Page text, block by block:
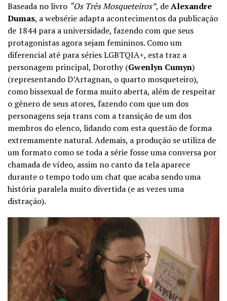
Baseada no livro “Os Três Mosqueteiros”, deAlexandre
Dumas, a websérie adapta acontecimentos da publicação
de 1844 para a universidade, fazendo com que seus
protagonistas agora sejam femininos. Como um
diferencial até para séries LGBTQIA+, esta traz a
personagem principal, Dorothy (Gwenlyn Cumyn)
(representandoD’Artagnan, o quarto mosqueteiro),
como bissexual de forma muito aberta, além de respeitar
o gênero de seus atores, fazendo com que um dos
personagens seja trans com a transição de um dos
membros do elenco, lidando com esta questão de forma
extremamente natural. Ademais, a produção se utiliza de
um formato como se toda a série fosse uma conversa por
chamada de vídeo, assim no canto da tela aparece
durante o tempo todo um chat que acaba sendo uma
história paralela muito divertida (e as vezes uma
distração).